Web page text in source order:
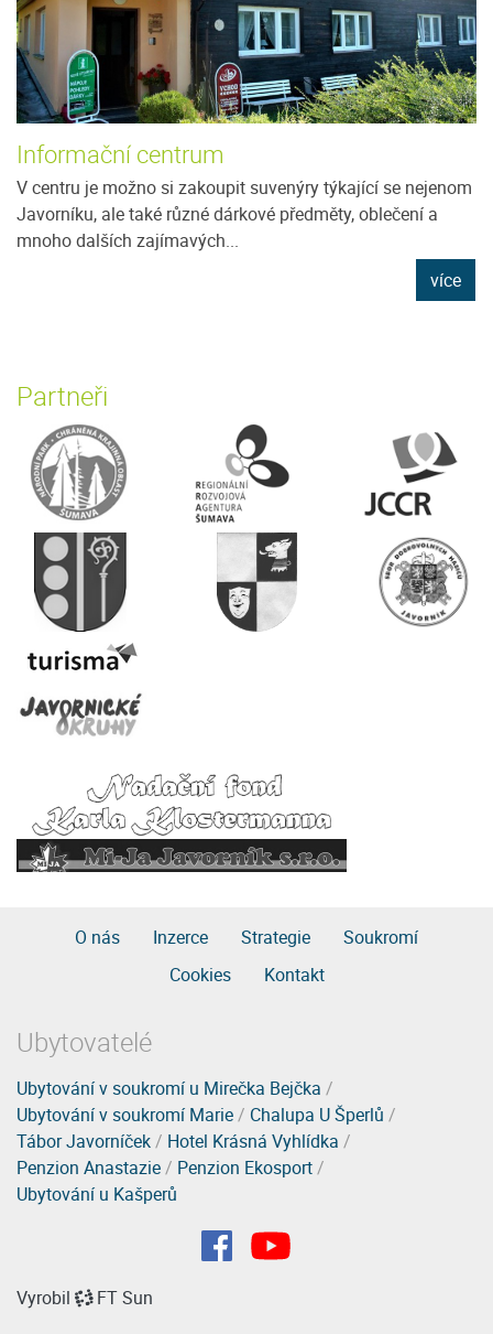
Informační centrum
V centru je možno si zakoupit suvenýry týkající se nejenom
Javorníku, ale také různé dárkové předměty, oblečení a
mnoho dalších zajímavých...
více
Partneři
O nás Inzerce Strategie
Soukromí
Cookies
Kontakt
Ubytovatelé
Ubytování v soukromí u Mirečka Bejčka /
Ubytování v soukromí Marie/ Chalupa U Šperlů /
Tábor Javorníček/ Hotel Krásná Vyhlídka /
Penzion Anastazie/ Penzion Ekosport/
Ubytování u Kašperů
Vyrobil FT Sun